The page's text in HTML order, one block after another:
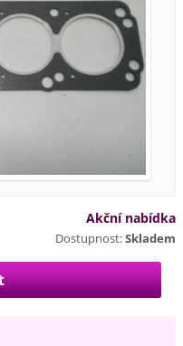
Akční nabídka
Dostupnost:Skladem